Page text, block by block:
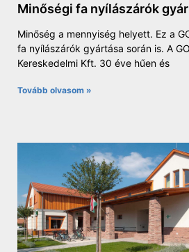
Minőségi fa nyílászárók
Minőség a mennyiség helyett. Ez a
fa nyílászárók gyártása során is. A
Kereskedelmi Kft. 30 éve hűen és
Tovább olvasom »